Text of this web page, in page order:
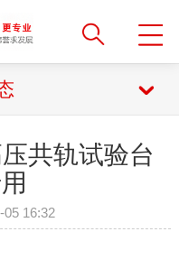
共轨试验台
05 16:32